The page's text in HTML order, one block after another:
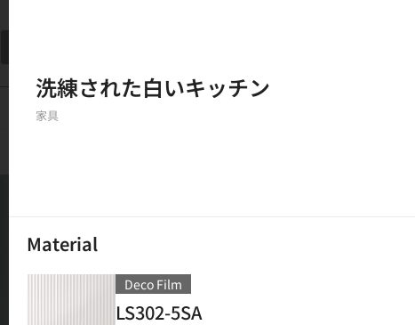
洗練された白いキッチン
家具
Material
Deco Film
LS302-5SA
結果